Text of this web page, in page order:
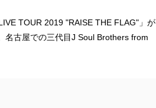
TOUR 2019 "RAISE THE FLAG"」が
名古屋での三代目J Soul Brothers from